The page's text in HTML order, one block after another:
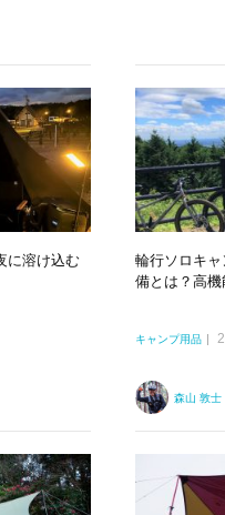
に溶け込む
輪行ソロキ
備とは？高
キャンプ用品
森山 敦士